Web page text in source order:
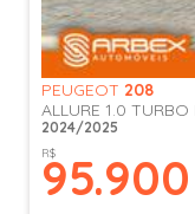
PEUGEOT 208
ALLURE 1.0 TURBO
2024/2025
R$
95.900